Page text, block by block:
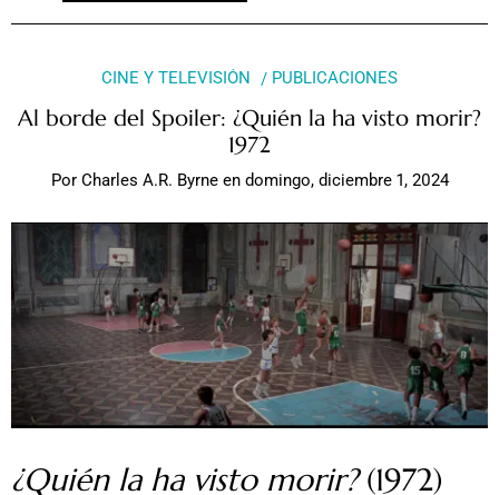
CINE Y TELEVISIÓN PUBLICACIONES
Al borde del Spoiler: ¿Quién la ha visto morir?
1972
Por Charles A.R. Byrne en domingo, diciembre 1, 2024
¿Quién la ha visto morir?(1972)